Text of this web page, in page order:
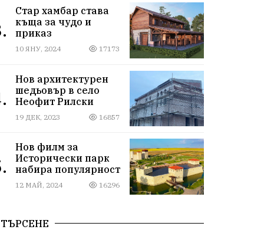
Стар хамбар става
къща за чудо и
приказ
10 ЯНУ, 2024 17173
Нов архитектурен
шедьовър в село
Неофит Рилски
19 ДЕК, 2023 16857
Нов филм за
Исторически парк
набира популярност
12 МАЙ, 2024 16296
ТЪРСЕНЕ